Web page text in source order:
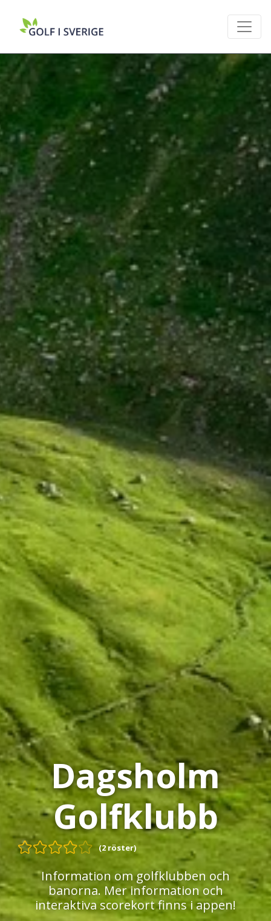
Dagsholm
Golfklubb
(2 röster)
Information om golfklubben och
banorna. Mer information och
interaktiva scorekort finns i appen!